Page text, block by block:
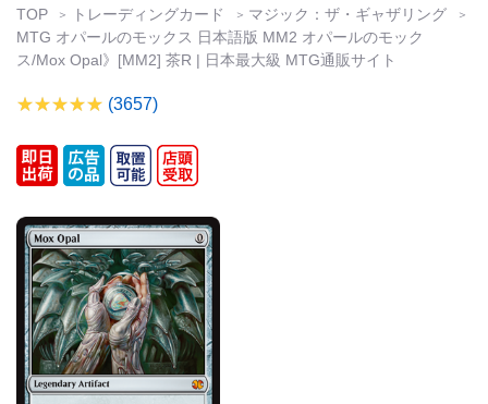
TOP トレーディングカード
マジック：ザ・ギャザリング
MTG オパールのモックス 日本語版 MM2 オパールのモック
ス/Mox Opal》[MM2] 茶R | 日本最大級 MTG通販サイト
(3657)